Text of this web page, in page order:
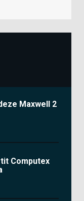
Maxwell 2
Computex